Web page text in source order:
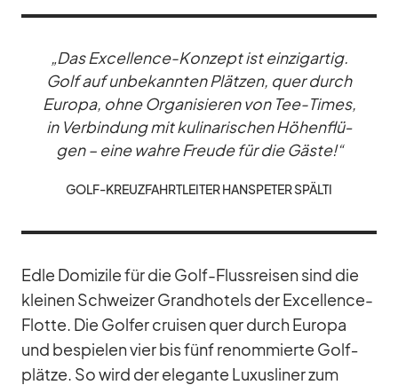
„Das Ex­cel­lence-Kon­zept ist ein­zig­ar­tig.
Golf auf un­be­kann­ten Plät­zen, quer durch
Eu­ropa, ohne Or­ga­ni­sie­ren von Tee-Times,
in Ver­bin­dung mit ku­li­na­ri­schen Hö­hen­flü­
gen – eine wahre Freude für die Gäste!“
GOLF-KREUZ­FAHRT­LEI­TER HANS­PE­TER SPÄLTI
Edle Do­mi­zile für die Golf-Fluss­rei­sen sind die
klei­nen Schwei­zer Grand­ho­tels der Ex­cel­lence-
Flotte. Die Gol­fer crui­sen quer durch Eu­ropa
und be­spie­len vier bis fünf re­nom­mierte Golf­
plätze. So wird der ele­gante Lu­xus­li­ner zum